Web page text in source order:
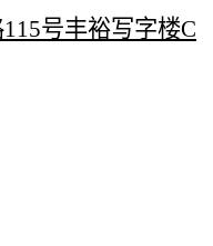
115号丰裕写字楼C